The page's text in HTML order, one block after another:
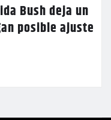
Bush deja un
posible ajuste